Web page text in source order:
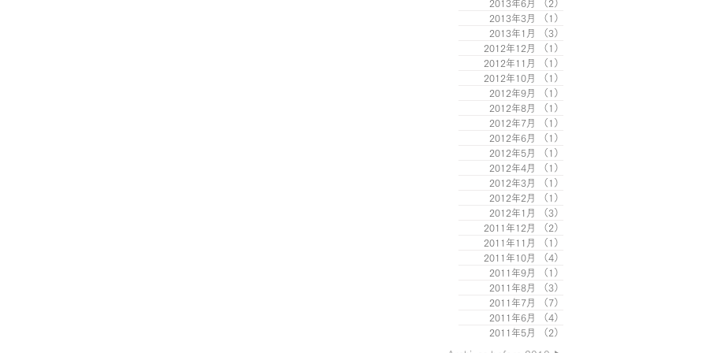
2013年6月
（2）
2013年3月
（1）
2013年1月
（3）
2012年12月
（1）
2012年11月
（1）
2012年10月
（1）
2012年9月
（1）
2012年8月
（1）
2012年7月
（1）
2012年6月
（1）
2012年5月
（1）
2012年4月
（1）
2012年3月
（1）
2012年2月
（1）
2012年1月
（3）
2011年12月
（2）
2011年11月
（1）
2011年10月
（4）
2011年9月
（1）
2011年8月
（3）
2011年7月
（7）
2011年6月
（4）
2011年5月
（2）